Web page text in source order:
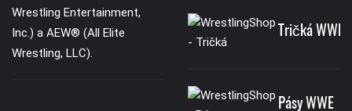
Wrestling Entertainment,
Inc.) a AEW® (All Elite
Wrestling, LLC).
Tričká WWE
Pásy WWE